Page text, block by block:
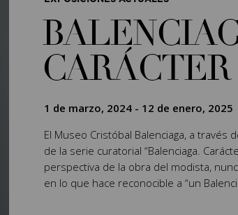
CARÁCTER
1 de marzo, 2024 - 12 de enero, 2025
El Museo Cristóbal Balenciaga, a través
de la serie curatorial “Balenciaga.
perspectiva de la obra del modista,
en lo que hace reconocible a “un